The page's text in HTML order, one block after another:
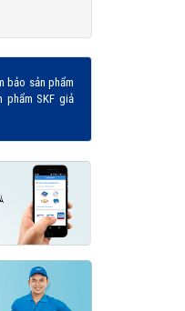
bảo sản phẩm
phẩm SKF giả